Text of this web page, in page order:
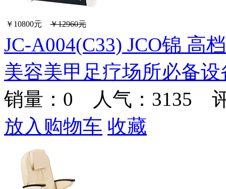
￥10800元 ￥12960元
JC-A004(C33) JCO锦 高
美容美甲足疗场所必备设
销量： 0 人气：3135
放入购物车 收藏